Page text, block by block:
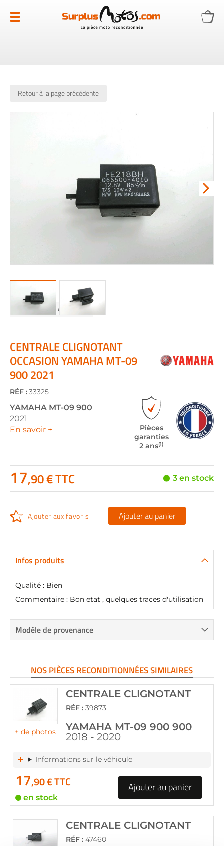
au
contenu
Retour à la page précédente
the
beginning
of
the
images
gallery
CENTRALE CLIGNOTANT
OCCASION YAMAHA MT-09
900 2021
RÉF :33325
YAMAHA MT-09 900
2021
En savoir +
Pièces
garanties
2 ans(1)
17,90 € TTC 3 en stock
Ajouter aux favoris Ajouter au panier
Infos produits
Qualité : Bien
Commentaire : Bon etat , quelques traces d'utilisation
Modèle de provenance
NOS PIÈCES RECONDITIONNÉES SIMILAIRES
+ de photos
CENTRALE CLIGNOTANT
RÉF : 39873
YAMAHA MT-09 900 900
2018 - 2020
Informations sur le véhicule
17,90 € TTC
en stock
Ajouter au panier
CENTRALE CLIGNOTANT
RÉF : 47460